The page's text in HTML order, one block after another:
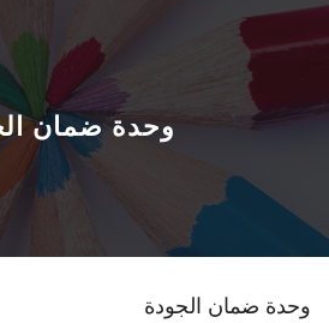
وحدة ضمان
وحدة ضمان الجودة